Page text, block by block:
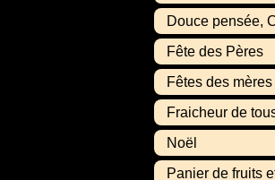
Douce pensée,
Fête des Pères
Fêtes des mères
Fraicheur de
Noël
Panier de fruits